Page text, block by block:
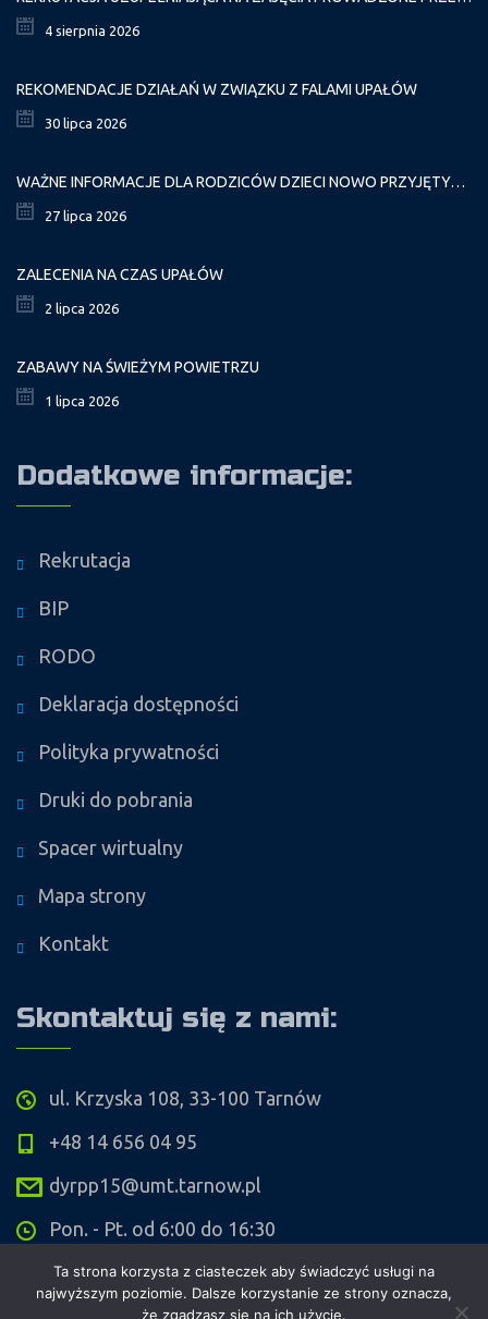
4 sierpnia 2026
REKOMENDACJE DZIAŁAŃ W ZWIĄZKU Z FALAMI UPAŁÓW
30 lipca 2026
WAŻNE INFORMACJE DLA RODZICÓW DZIECI NOWO PRZYJĘTYCH GR. I
27 lipca 2026
ZALECENIA NA CZAS UPAŁÓW
2 lipca 2026
ZABAWY NA ŚWIEŻYM POWIETRZU
1 lipca 2026
Dodatkowe informacje:
Rekrutacja
BIP
RODO
Deklaracja dostępności
Polityka prywatności
Druki do pobrania
Spacer wirtualny
Mapa strony
Kontakt
Skontaktuj się z nami:
ul. Krzyska 108, 33-100 Tarnów
+48 14 656 04 95
dyrpp15@umt.tarnow.pl
Pon. - Pt. od 6:00 do 16:30
Ta strona korzysta z ciasteczek aby świadczyć usługi na
najwyższym poziomie. Dalsze korzystanie ze strony oznacza,
że zgadzasz się na ich użycie.